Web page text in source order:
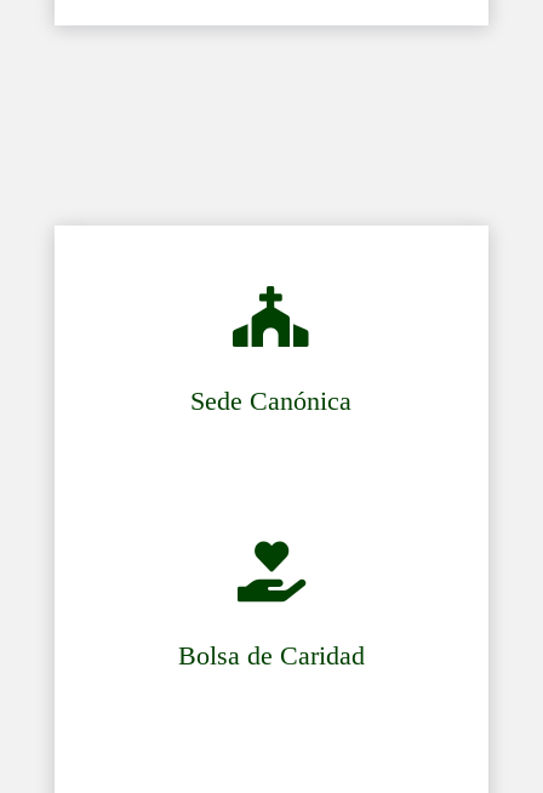

Sede Canónica

Bolsa de Caridad